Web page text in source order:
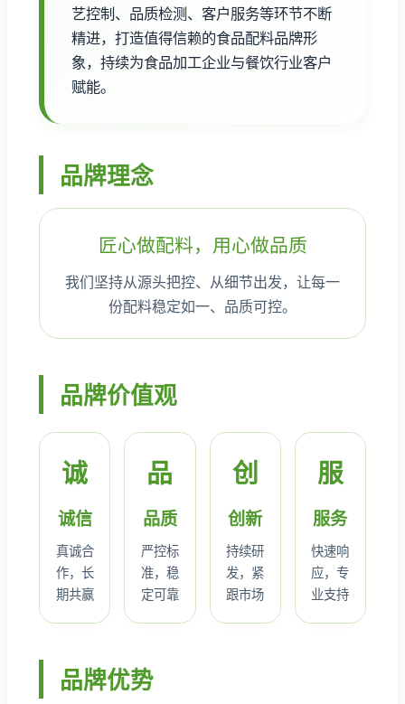
艺控制、品质检测、客户服务等环节不断
精进，打造值得信赖的食品配料品牌形
象，持续为食品加工企业与餐饮行业客户
赋能。
品牌理念
匠心做配料，用心做品质
我们坚持从源头把控、从细节出发，让每一
份配料稳定如一、品质可控。
品牌价值观
诚
诚信
真诚合
作，长
期共赢
品
品质
严控标
准，稳
定可靠
创
创新
持续研
发，紧
跟市场
服
服务
快速响
应，专
业支持
品牌优势